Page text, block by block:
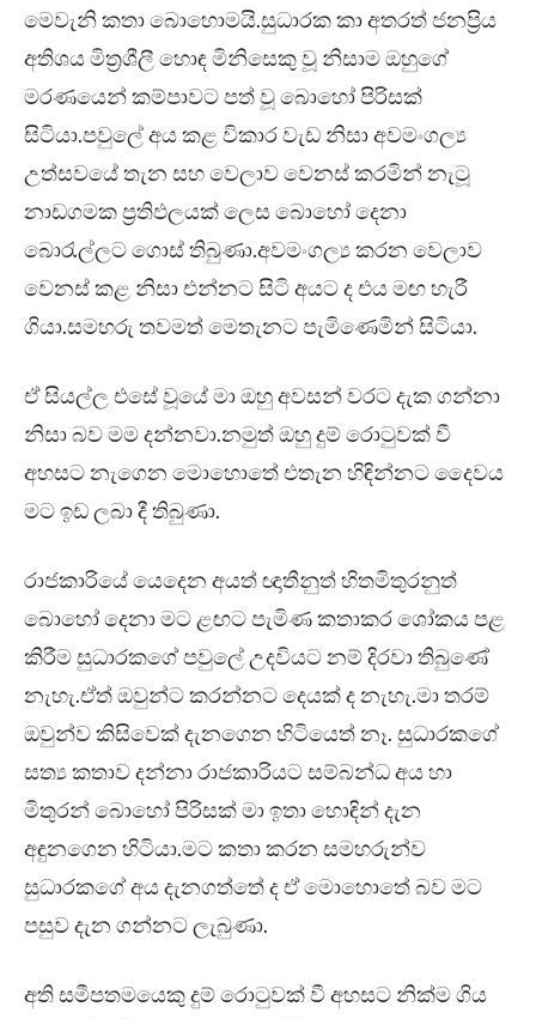
මෙවැනි කතා බොහොමයි.සුධාරක කා අතරත් ජනප්‍රිය
අතිශය මිත්‍රශීලී හොඳ මිනිසෙකු වූ නිසාම ඔහුගේ
මරණයෙන් කම්පාවට පත් වූ බොහෝ පිරිසක්
සිටියා.පවුලේ අය කළ විකාර වැඩ නිසා අවමංගල්‍ය
උත්සවයේ තැන සහ වෙලාව වෙනස් කරමින් නැටූ
නාඩගමක ප්‍රතිඵලයක් ලෙස බොහෝ දෙනා
බොරැල්ලට ගොස් තිබුණා.අවමංගල්‍ය කරන වෙලාව
වෙනස් කළ නිසා එන්නට සිටි අයට ද එය මඟ හැරී
ගියා.සමහරු තවමත් මෙතැනට පැමිණෙමින් සිටියා.
ඒ සියල්ල එසේ වූයේ මා ඔහු අවසන් වරට දැක ගන්නා
නිසා බව මම දන්නවා.නමුත් ඔහු දුම් රොටුවක් වී
අහසට නැගෙන මොහොතේ එතැන හිඳින්නට දෛවය
මට ඉඩ ලබා දී තිබුණා.
රාජකාරියේ යෙදෙන අයත් ඥාතීනුත් හිතමිතුරනුත්
බොහෝ දෙනා මට ළඟට පැමිණ කතාකර ශෝකය පළ
කිරීම සුධාරකගේ පවුලේ උදවියට නම් දිරවා තිබුණේ
නැහැ.ඒත් ඔවුන්ට කරන්නට දෙයක් ද නැහැ.මා තරම්
ඔවුන්ව කිසිවෙක් දැනගෙන හිටියෙත් නෑ. සුධාරකගේ
සත්‍ය කතාව දන්නා රාජකාරියට සම්බන්ධ අය හා
මිතුරන් බොහෝ පිරිසක් මා ඉතා හොඳින් දැන
අඳුනගෙන හිටියා.මට කතා කරන සමහරුන්ව
සුධාරකගේ අය දැනගත්තේ ද ඒ මොහොතේ බව මට
පසුව දැන ගන්නට ලැබුණා.
අති සමීපතමයෙකු දුම් රොටුවක් වී අහසට නික්ම ගිය